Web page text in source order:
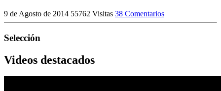
9 de Agosto de 2014 55762 Visitas 38 Comentarios
Selección
Videos destacados